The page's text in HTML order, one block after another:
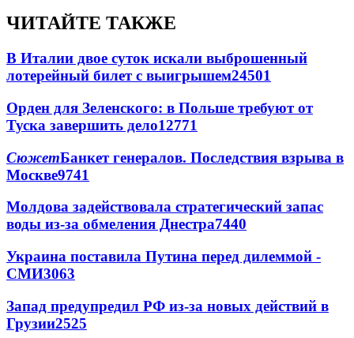
ЧИТАЙТЕ ТАКЖЕ
В Италии двое суток искали выброшенный
лотерейный билет с выигрышем24501
Орден для Зеленского: в Польше требуют от
Туска завершить дело12771
СюжетБанкет генералов. Последствия взрыва в
Москве9741
Молдова задействовала стратегический запас
воды из-за обмеления Днестра7440
Украина поставила Путина перед дилеммой -
СМИ3063
Запад предупредил РФ из-за новых действий в
Грузии2525